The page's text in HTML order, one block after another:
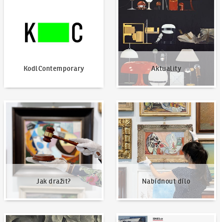
KodlContemporary Aktuality
Jak dražit?
Jak dražit?
Nabídnout dílo
Nabídnout dílo
Naše nejvyšší prodeje Napsali o nás